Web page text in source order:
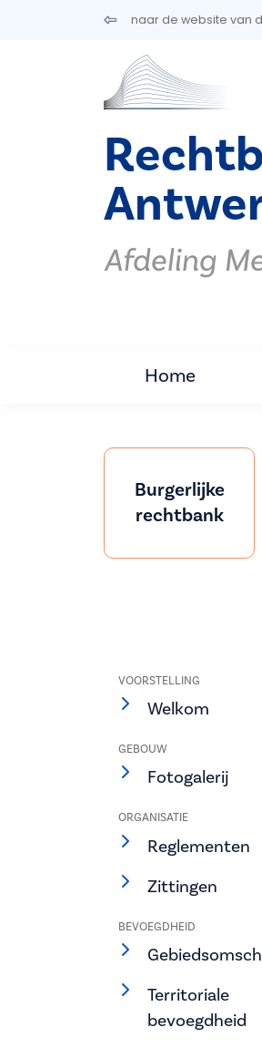
Overslaan en naar de inhoud gaan
naar de website van
Afdeling
Home
Burgerlijke
rechtbank
VOORSTELLING
Welkom
GEBOUW
Fotogalerij
ORGANISATIE
Reglementen
Zittingen
BEVOEGDHEID
Territoriale
bevoegdheid